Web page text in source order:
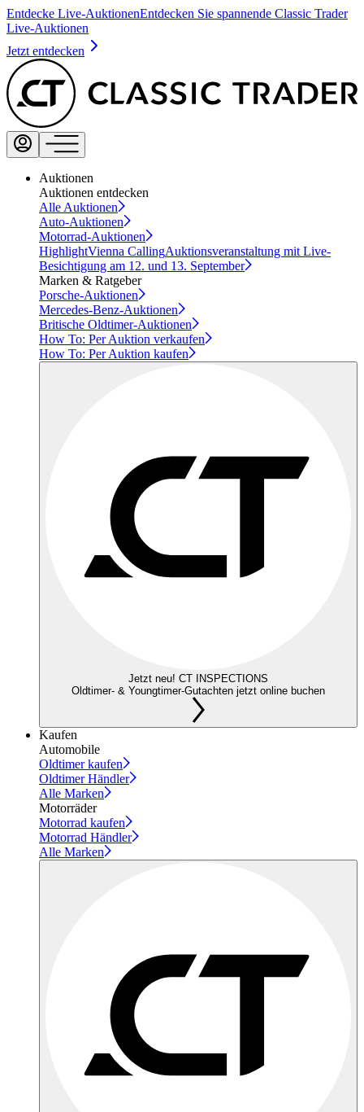
Entdecke Live-AuktionenEntdecken Sie spannende Classic Trader
Live-Auktionen
Jetzt entdecken
Auktionen
Auktionen entdecken
Alle Auktionen
Auto-Auktionen
Motorrad-Auktionen
HighlightVienna CallingAuktionsveranstaltung mit Live-
Besichtigung am 12. und 13. September
Marken & Ratgeber
Porsche-Auktionen
Mercedes-Benz-Auktionen
Britische Oldtimer-Auktionen
How To: Per Auktion verkaufen
How To: Per Auktion kaufen
Jetzt neu! CT INSPECTIONS
Oldtimer- & Youngtimer-Gutachten jetzt online buchen
Kaufen
Automobile
Oldtimer kaufen
Oldtimer Händler
Alle Marken
Motorräder
Motorrad kaufen
Motorrad Händler
Alle Marken